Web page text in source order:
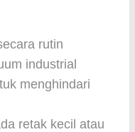
rutin
industrial
menghindari
retak kecil atau